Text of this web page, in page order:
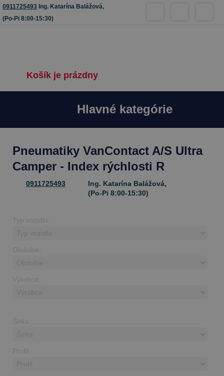
0911725493 Ing. Katarína Balážová,
(Po-Pi 8:00-15:30)
Košík je prázdny
Hlavné kategórie
Pneumatiky VanContact A/S Ultra
Camper - Index rýchlosti R
0911725493
Ing. Katarína Balážová,
(Po-Pi 8:00-15:30)
Typ vozidla:
Obdobie:
Výrobca:
Šírka:
Profil: